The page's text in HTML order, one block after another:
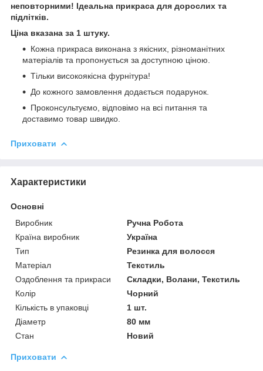
неповторними! Ідеальна прикраса для дорослих та
підлітків.
Ціна вказана за 1 штуку.
Кожна прикраса виконана з якісних, різноманітних
матеріалів та пропонується за доступною ціною.
Тільки високоякісна фурнітура!
До кожного замовлення додається подарунок.
Проконсультуємо, відповімо на всі питання та
доставимо товар швидко.
Приховати
Характеристики
Основні
Виробник
Ручна Робота
Країна виробник
Україна
Тип
Резинка для волосся
Матеріал
Текстиль
Оздоблення та прикраси
Складки, Волани, Текстиль
Колір
Чорний
Кількість в упаковці
1 шт.
Діаметр
80 мм
Стан
Новий
Приховати